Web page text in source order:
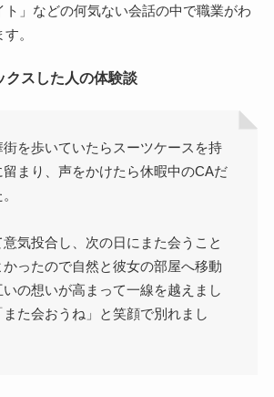
ト」などの何気ない会話の中で職業がわ
。
クスした人の体験談
を歩いていたらスーツケースを持
留まり、声をかけたら休暇中のCAだ
気投合し、次の日にまた会うこと
ったので自然と彼女の部屋へ移動
いの想いが高まって一線を越えまし
た会おうね」と笑顔で別れまし